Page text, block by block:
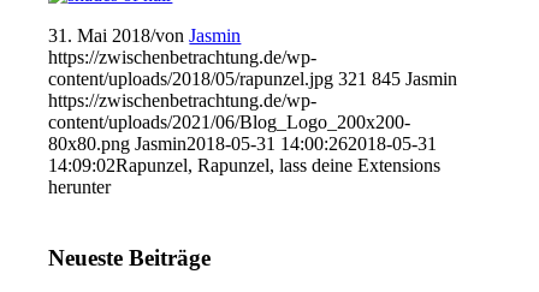
31. Mai 2018/vonJasmin
https://zwischenbetrachtung.de/wp-
content/uploads/2018/05/rapunzel.jpg 321 845 Jasmin
https://zwischenbetrachtung.de/wp-
content/uploads/2021/06/Blog_Logo_200x200-
80x80.png Jasmin2018-05-31 14:00:262018-05-31
14:09:02Rapunzel, Rapunzel, lass deine Extensions
herunter
Neueste Beiträge